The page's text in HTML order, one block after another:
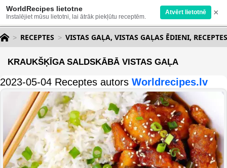
WorldRecipes lietotne
Instalējiet mūsu lietotni, lai ātrāk piekļūtu receptēm.
Atvērt lietotnē ×
RECEPTES VISTAS GAĻA, VISTAS GAĻAS ĒDIENI, RECEPTES
KRAUKŠĶĪGA SALDSKĀBĀ VISTAS GAĻA
2023-05-04 Receptes autors Worldrecipes.lv